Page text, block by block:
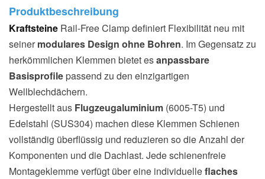
Produktbeschreibung
Kraftsteine Rail-Free Clamp definiert Flexibilität neu mit
seiner modulares Design ohne Bohren. Im Gegensatz zu
herkömmlichen Klemmen bietet esanpassbare
Basisprofile passend zu den einzigartigen
Wellblechdächern.
Hergestellt aus Flugzeugaluminium (6005-T5) und
Edelstahl (SUS304) machen diese Klemmen Schienen
vollständig überflüssig und reduzieren so die Anzahl der
Komponenten und die Dachlast. Jede schienenfreie
Montageklemme verfügt über eine individuelleflaches